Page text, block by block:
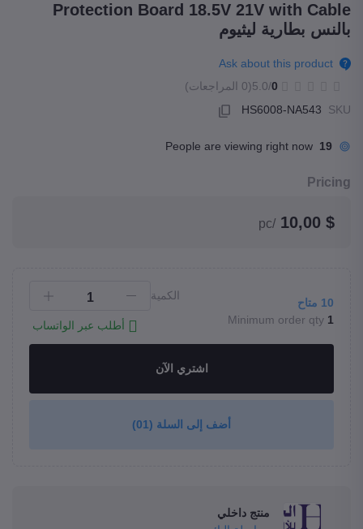
Protection Board 18.5V 21V with Cable
بالنس بطارية ليثيوم
Ask about this product
0
/5.0
(0 المراجعات)
SKU
HS6008-NA543
19
People are viewing right now
Pricing
$ 10,00
/pc
10 متاح
Minimum order qty 1
الكمية
أطلب عبر الواتساب
اشتري الآن
أضف إلى السلة (01)
منتج داخلي